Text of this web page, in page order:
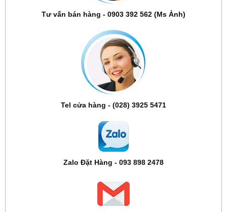
Tư vấn bán hàng - 0903 392 562 (Ms Ảnh)
Tel cửa hàng - (028) 3925 5471
Zalo Đặt Hàng - 093 898 2478